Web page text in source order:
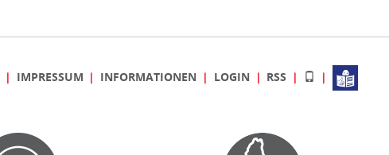
IMPRESSUM INFORMATIONEN LOGIN RSS